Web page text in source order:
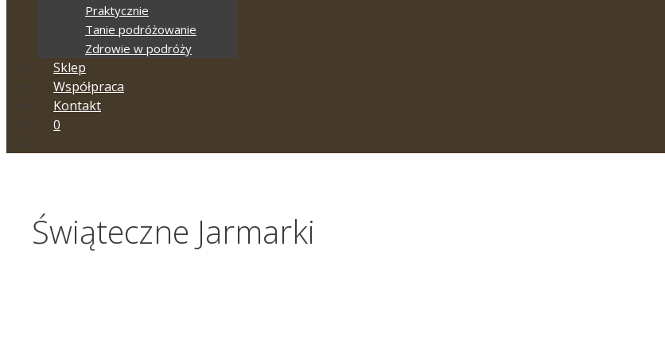
Praktycznie
Tanie podróżowanie
Zdrowie w podróży
Sklep
Współpraca
Kontakt
0
Świąteczne Jarmarki